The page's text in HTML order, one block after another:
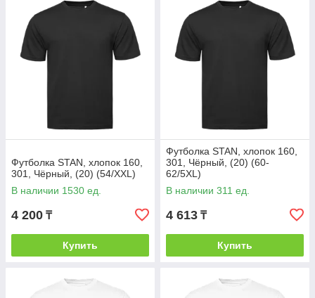
Футболка STAN, хлопок 160,
301, Чёрный, (20) (54/XXL)
В наличии 1530 ед.
4 200 ₸
Купить
Футболка STAN, хлопок 160,
301, Чёрный, (20) (60-
62/5XL)
В наличии 311 ед.
4 613 ₸
Купить